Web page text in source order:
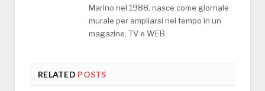
Marino nel 1988, nasce come giornale
murale per ampliarsi nel tempo in un
magazine, TV e WEB.
RELATED POSTS